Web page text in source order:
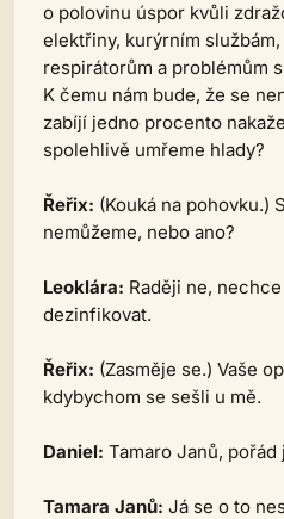
o polovinu úspor kvůli
elektřiny, kurýrním
respirátorům a problémům
K čemu nám bude, že se
zabíjí jedno procento
spolehlivě umřeme hlady?
Řeřix: (Kouká na pohovku.)
nemůžeme, nebo ano?
Leoklára: Raději ne,
dezinfikovat.
Řeřix: (Zasměje se.) Vaše
kdybychom se sešli u mě.
Daniel: Tamaro Janů,
Tamara Janů: Já se o to